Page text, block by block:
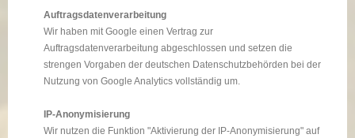
Auftragsdatenverarbeitung
Wir haben mit Google einen Vertrag zur
Auftragsdatenverarbeitung abgeschlossen und setzen die
strengen Vorgaben der deutschen Datenschutzbehörden bei der
Nutzung von Google Analytics vollständig um.
IP-Anonymisierung
Wir nutzen die Funktion "Aktivierung der IP-Anonymisierung" auf